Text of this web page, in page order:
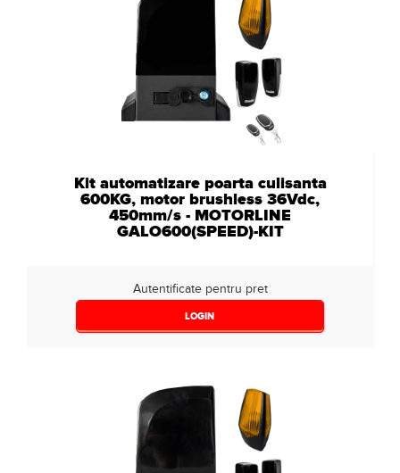
Nespecificat
Kit automatizare poarta culisanta
600KG, motor brushless 36Vdc,
450mm/s - MOTORLINE
GALO600(SPEED)-KIT
Autentificate pentru pret
LOGIN